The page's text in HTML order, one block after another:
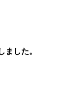
した。